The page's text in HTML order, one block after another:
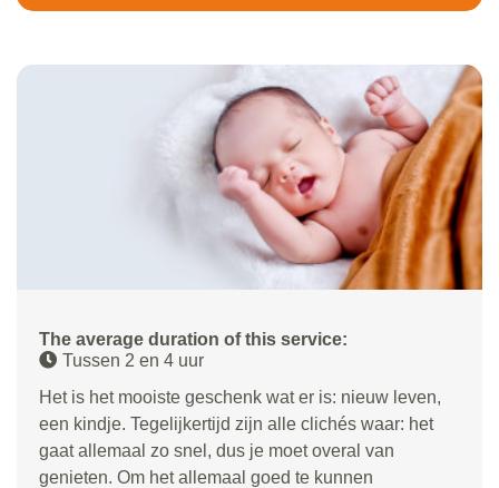
The average duration of this service:
Tussen 2 en 4 uur
Het is het mooiste geschenk wat er is: nieuw leven,
een kindje. Tegelijkertijd zijn alle clichés waar: het
gaat allemaal zo snel, dus je moet overal van
genieten. Om het allemaal goed te kunnen